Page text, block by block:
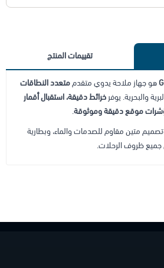
تقييمات المنتج
هو جهاز ملاحة يدوي متقدممتعدد النطاقات
والبحرية. يوفرخرائط دقيقة، استقبال أقمار
موقع دقيقة وموثوقة.
متين مقاوم للصدمات والماء، وبطارية
جميع ظروف الرحلات.